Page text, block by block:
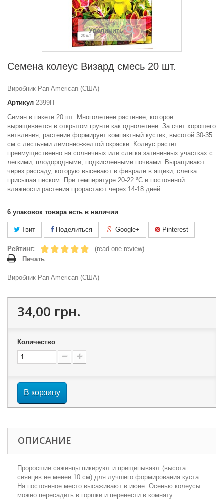
Увеличить
Семена колеус Визард смесь 20 шт.
Виробник Pan American (США)
Артикул 2399П
Семян в пакете 20 шт. Многолетнее растение, которое
выращивается в открытом грунте как однолетнее. За счет хорошего
ветвления, растение формирует компактный кустик, высотой 30-35
см с листьями лимонно-желтой окраски. Колеус растет
преимущественно на солнечных или слегка затененных участках с
легкими, плодородными, подкисленными почвами. Выращивают
через рассаду, которую высевают в феврале в ящики, слегка
присыпая песком. При температуре 20-22 ⁰C и постоянной
влажности растения прорастают через 14-18 дней.
6 упаковок товара есть в наличии
Твит Поделиться Google+ Pinterest
Рейтинг:
(read one review)
Печать
Виробник Pan American (США)
34,00 грн.
Количество
В корзину
ОПИСАНИЕ
Проросшие саженцы пикируют и прищипывают (высота
сеянцев не менее 10 см) для лучшего формирования куста.
На постоянное место высаживают в июне. Осенью колеусы
можно пересадить в горшки и перенести в комнату.